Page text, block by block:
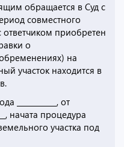
обращается в Суд с
совместного
ответчиком приобретен
о
на
участок находится в
___________, от
начата процедура
участка под